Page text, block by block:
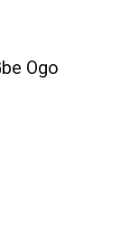
Ogo